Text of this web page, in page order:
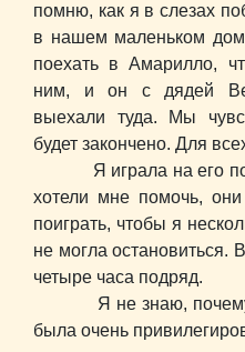
помню, как я в слезах
в нашем маленьком
поехать в Амарилло,
ним, и он с дядей
выехали туда. Мы
будет закончено. Для
Я играла на его
хотели мне помочь,
поиграть, чтобы я
не могла остановиться.
четыре часа подряд.
Я не знаю, почему
была очень